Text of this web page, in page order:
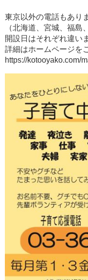
東京以外の電話もあり
（北海道、宮城、福島
開設日はそれぞれ違い
詳細はホームページを
https://kotooyako.com/